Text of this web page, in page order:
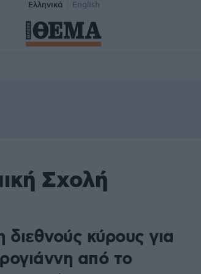
Ελληνικά English
Σχολή
διεθνούς κύρους για
από το